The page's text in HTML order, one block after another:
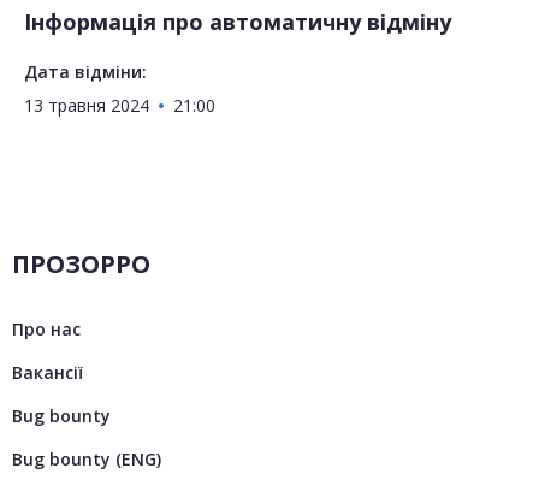
Інформація про автоматичну відміну
Дата відміни:
13 травня 2024
21:00
ПРОЗОРРО
Про нас
Вакансії
Bug bounty
Bug bounty (ENG)